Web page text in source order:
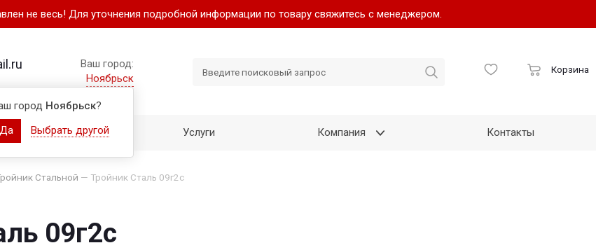
не весь! Для уточнения подробной информации по товару свяжитесь с менеджером.
Ваш город:
Ноябрьск
город Ноябрьск?
Да
Выбрать другой
Корзина
Как купить Услуги Компания Контакты
Стальной — Тройник Сталь 09г2с
09г2с